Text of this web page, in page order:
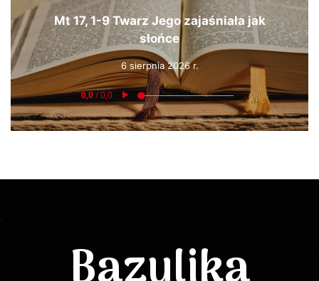
Mt 17, 1-9 Twarz Jego zajaśniała jak
słońce
6 sierpnia 2026 r.